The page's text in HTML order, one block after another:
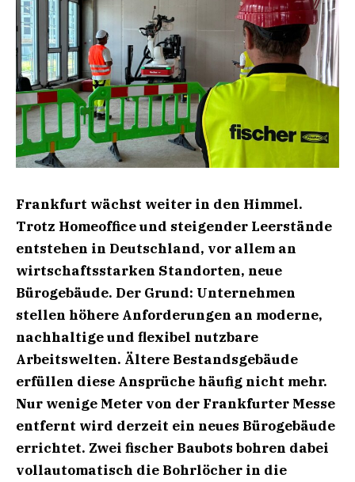
Frankfurt wächst weiter in den Himmel.
Trotz Homeoffice und steigender Leerstände
entstehen in Deutschland, vor allem an
wirtschaftsstarken Standorten, neue
Bürogebäude. Der Grund: Unternehmen
stellen höhere Anforderungen an moderne,
nachhaltige und flexibel nutzbare
Arbeitswelten. Ältere Bestandsgebäude
erfüllen diese Ansprüche häufig nicht mehr.
Nur wenige Meter von der Frankfurter Messe
entfernt wird derzeit ein neues Bürogebäude
errichtet. Zwei fischer Baubots bohren dabei
vollautomatisch die Bohrlöcher in die